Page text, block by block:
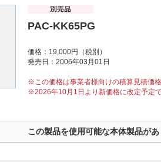
PAC-KK65PG
価格：19,000円（税別）
発売日：2006年03月01日
※この価格は事業者様向けの積算見積価
※2026年10月1日より新価格に改定予定
この製品を使用可能な本体製品が